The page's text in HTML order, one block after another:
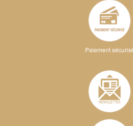
Paiement